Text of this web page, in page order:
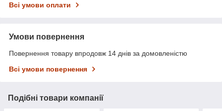
Всі умови оплати
Умови повернення
Повернення товару впродовж 14 днів за домовленістю
Всі умови повернення
Подібні товари компанії